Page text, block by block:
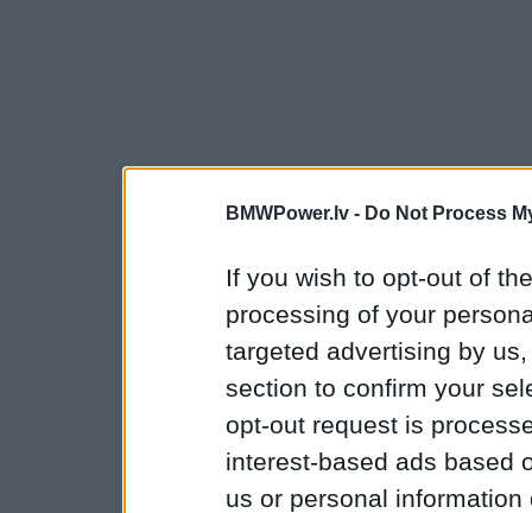
BMWPower.lv - Do Not Process
If you wish to opt-out of
processing of your
targeted advertising by
section to confirm your
opt-out request is
interest-based ads based
us or personal